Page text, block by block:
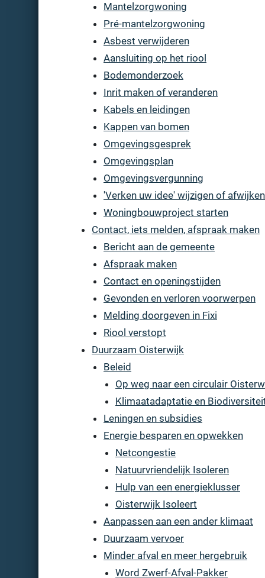
Mantelzorgwoning
Pré-mantelzorgwoning
Asbest verwijderen
Aansluiting op het riool
Bodemonderzoek
Inrit maken of veranderen
Kabels en leidingen
Kappen van bomen
Omgevingsgesprek
Omgevingsplan
Omgevingsvergunning
'Verken uw idee' wijzigen of
Woningbouwproject starten
Contact, iets melden, afspraak maken
Bericht aan de gemeente
Afspraak maken
Contact en openingstijden
Gevonden en verloren voorwerpen
Melding doorgeven in Fixi
Riool verstopt
Duurzaam Oisterwijk
Beleid
Op weg naar een circulair
Klimaatadaptatie en
Leningen en subsidies
Energie besparen en opwekken
Netcongestie
Natuurvriendelijk Isoleren
Hulp van een energieklusser
Oisterwijk Isoleert
Aanpassen aan een ander klimaat
Duurzaam vervoer
Minder afval en meer hergebruik
Word Zwerf-Afval-Pakker